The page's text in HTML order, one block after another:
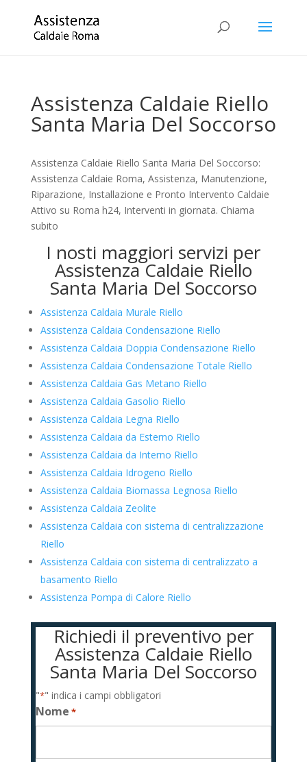
Assistenza Caldaie Riello
Santa Maria Del Soccorso
Assistenza Caldaie Riello Santa Maria Del Soccorso:
Assistenza Caldaie Roma, Assistenza, Manutenzione,
Riparazione, Installazione e Pronto Intervento Caldaie
Attivo su Roma h24, Interventi in giornata. Chiama
subito
I nosti maggiori servizi per
Assistenza Caldaie Riello
Santa Maria Del Soccorso
Assistenza Caldaia Murale Riello
Assistenza Caldaia Condensazione Riello
Assistenza Caldaia Doppia Condensazione Riello
Assistenza Caldaia Condensazione Totale Riello
Assistenza Caldaia Gas Metano Riello
Assistenza Caldaia Gasolio Riello
Assistenza Caldaia Legna Riello
Assistenza Caldaia da Esterno Riello
Assistenza Caldaia da Interno Riello
Assistenza Caldaia Idrogeno Riello
Assistenza Caldaia Biomassa Legnosa Riello
Assistenza Caldaia Zeolite
Assistenza Caldaia con sistema di centralizzazione
Riello
Assistenza Caldaia con sistema di centralizzato a
basamento Riello
Assistenza Pompa di Calore Riello
Richiedi il preventivo per
Assistenza Caldaie Riello
Santa Maria Del Soccorso
"*" indica i campi obbligatori
Nome *